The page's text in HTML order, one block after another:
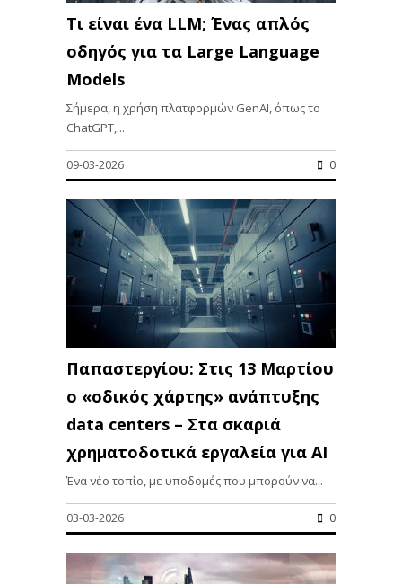
Τι είναι ένα LLM; Ένας απλός
οδηγός για τα Large Language
Models
Σήμερα, η χρήση πλατφορμών GenAI, όπως το
ChatGPT,...
09-03-2026 0
Παπαστεργίου: Στις 13 Μαρτίου
ο «οδικός χάρτης» ανάπτυξης
data centers – Στα σκαριά
χρηματοδοτικά εργαλεία για AI
Ένα νέο τοπίο, με υποδομές που μπορούν να...
03-03-2026 0